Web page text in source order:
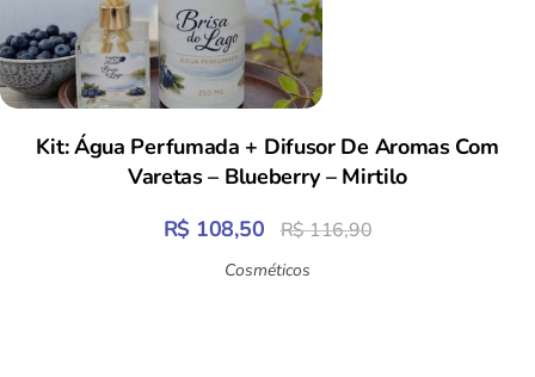
Kit: Água Perfumada + Difusor De Aromas Com
Varetas – Blueberry – Mirtilo
R$ 108,50 R$116,90
Cosméticos